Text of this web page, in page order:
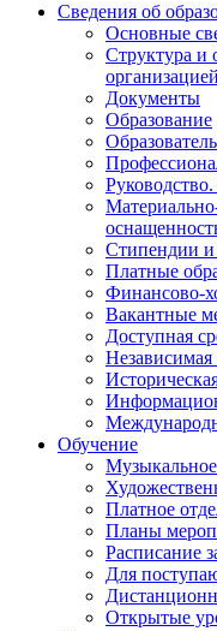
Сведения об
Основные
Структура и
организацией
Документы
Образование
Стипендии
Платные
Финансово-
Вакантные
Доступная
Независимая
Обучение
Платное
Планы
Расписание
Для
Открытые